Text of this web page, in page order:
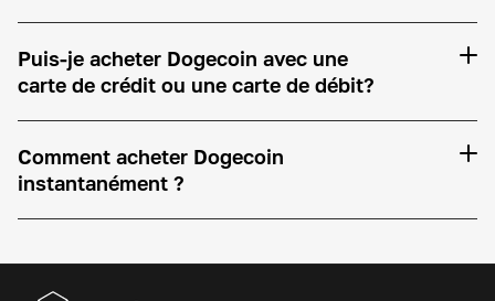
Puis-je acheter Dogecoin avec une
carte de crédit ou une carte de débit?
Comment acheter Dogecoin
instantanément ?